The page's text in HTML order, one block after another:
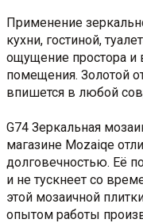
Применение
кухни, гостиной,
ощущение простора и
помещения. Золотой
впишется в любой
G74 Зеркальная
магазине Mozaiqe
долговечностью. Её
и не тускнеет со
этой мозаичной
опытом работы